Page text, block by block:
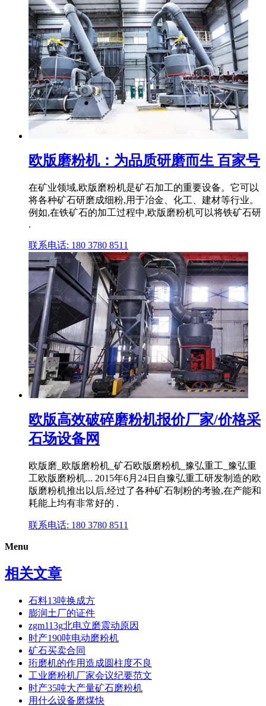
欧版磨粉机：为品质研磨而生 百家号
在矿业领域,欧版磨粉机是矿石加工的重要设备。它可以
将各种矿石研磨成细粉,用于冶金、化工、建材等行业。
例如,在铁矿石的加工过程中,欧版磨粉机可以将铁矿石研
.
联系电话: 180 3780 8511
欧版高效破碎磨粉机报价厂家/价格采
石场设备网
欧版磨_欧版磨粉机_矿石欧版磨粉机_豫弘重工_豫弘重
工欧版磨粉机... 2015年6月24日自豫弘重工研发制造的欧
版磨粉机推出以后,经过了各种矿石制粉的考验,在产能和
耗能上均有非常好的 .
联系电话: 180 3780 8511
Menu
相关文章
石料13吨换成方
膨润土厂的证件
zgm113g北电立磨震动原因
时产190吨电动磨粉机
矿石买卖合同
珩磨机的作用造成圆柱度不良
工业磨粉机厂家会议纪要范文
时产35吨大产量矿石磨粉机
用什么设备磨煤快